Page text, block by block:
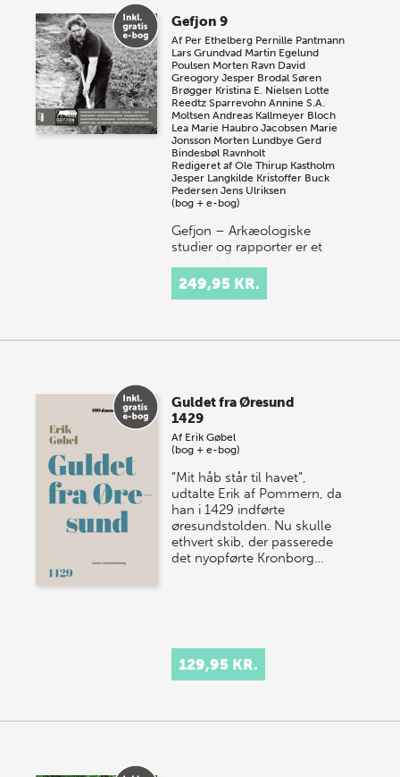
Gefjon 9
Af Per Ethelberg Pernille Pantmann
Lars Grundvad Martin Egelund
Poulsen Morten Ravn David
Greogory Jesper Brodal Søren
Brøgger Kristina E. Nielsen Lotte
Reedtz Sparrevohn Annine S.A.
Moltsen Andreas Kallmeyer Bloch
Lea Marie Haubro Jacobsen Marie
Jonsson Morten LundbyeGerd
Bindesbøl Ravnholt
Redigeret afOle Thirup Kastholm
Jesper Langkilde Kristoffer Buck
Pedersen Jens Ulriksen
(bog + e-bog)
Gefjon – Arkæologiske
studier og rapporter er et
tidsskrift for arkæologiske
emner. Vi publicerer bidrag
fra hele Danmark, som
249,95 KR.
Guldet fra Øresund
1429
Af Erik Gøbel
(bog + e-bog)
”Mit håb står til havet”,
udtalte Erik af Pommern, da
han i 1429 indførte
øresundstolden. Nu skulle
ethvert skib, der passerede
det nyopførte Kronborg…
129,95 KR.